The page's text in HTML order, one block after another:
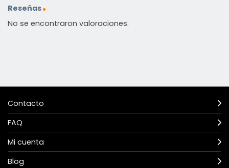
Reseñas
No se encontraron valoraciones.
Contacto
FAQ
Mi cuenta
Blog